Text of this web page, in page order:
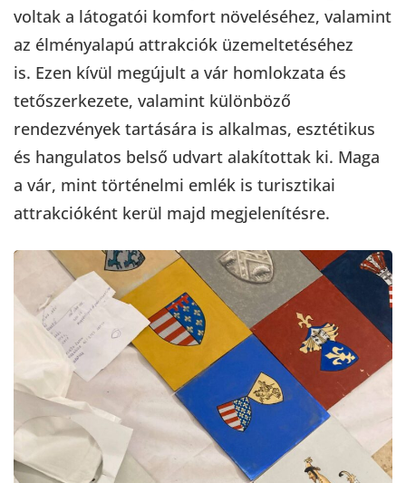
voltak a látogatói komfort növeléséhez, valamint
az élményalapú attrakciók üzemeltetéséhez
is. Ezen kívül megújult a vár homlokzata és
tetőszerkezete, valamint különböző
rendezvények tartására is alkalmas, esztétikus
és hangulatos belső udvart alakítottak ki. Maga
a vár, mint történelmi emlék is turisztikai
attrakcióként kerül majd megjelenítésre.